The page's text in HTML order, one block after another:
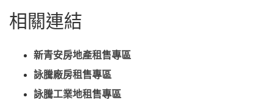
相關連結
新青安房地產租售專區
詠騰廠房租售專區
詠騰工業地租售專區